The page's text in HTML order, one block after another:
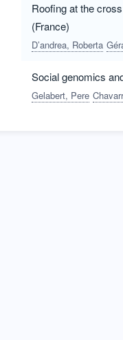
Roofing at the
(France)
D’andrea, Roberta
Social genomics
Gelabert, Pere